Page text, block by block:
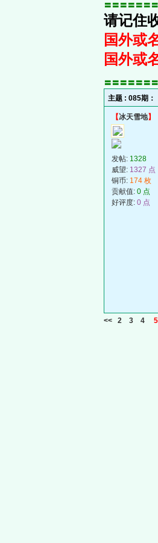
〓〓〓〓〓〓
请记住
国外或
国外或
〓〓〓〓〓〓
主题 : 085期：
【冰天雪地】
发帖: 1328
威望: 1327 点
铜币: 174 枚
贡献值: 0 点
好评度: 0 点
<< 2 3 4 5